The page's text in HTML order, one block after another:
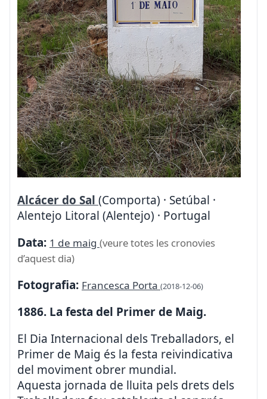
Alcácer do Sal (Comporta) · Setúbal ·
Alentejo Litoral (Alentejo) · Portugal
Data: 1 de maig (veure totes les cronovies
d’aquest dia)
Fotografia: Francesca Porta (2018-12-06)
1886. La festa del Primer de Maig.
El Dia Internacional dels Treballadors, el
Primer de Maig és la festa reivindicativa
del moviment obrer mundial.
Aquesta jornada de lluita pels drets dels